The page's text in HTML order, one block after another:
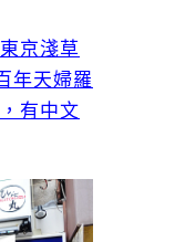
京淺草
年天婦羅
有中文